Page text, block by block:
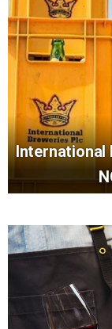
International